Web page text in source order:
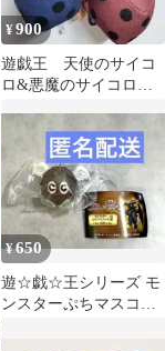
¥900
遊戯王 天使のサイコ
ロ&悪魔のサイコロ
¥650
遊☆戯☆王シリーズ モ
ンスターぷちマスコッ